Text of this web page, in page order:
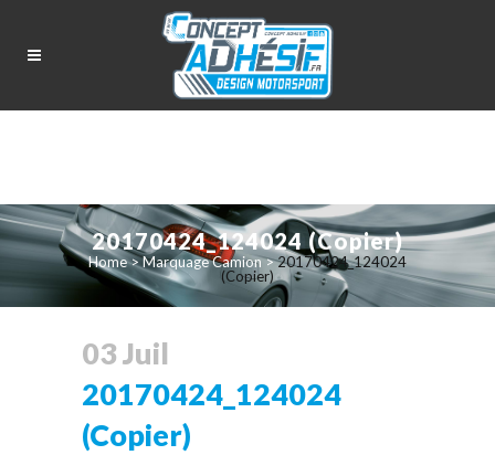
20170424_124024 (Copier)
Home>Marquage Camion>20170424_124024
(Copier)
03 Juil
20170424_124024
(Copier)